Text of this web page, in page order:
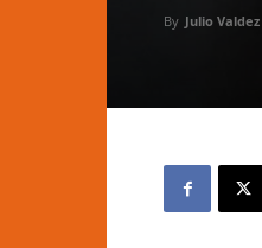
By Julio Valdez